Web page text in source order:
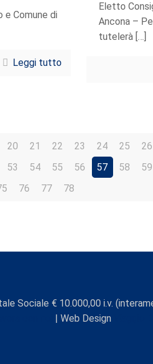
e Comune di
Leggi tutto
Eletto
Ancona –
tutelerà […]
20 21 22 23 24 25 26
53 54 55 56 57 58 59
76 77 78
Sociale € 10.000,00 i.v.
| Web Design